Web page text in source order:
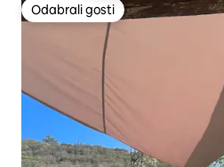
Odabrali gosti
Odabrali gosti